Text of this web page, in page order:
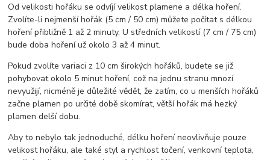
Od velikosti hořáku se odvíjí velikost plamene a délka hoření.
Zvolíte-li nejmenší hořák (5 cm / 50 cm) můžete počítat s délkou
hoření přibližně 1 až 2 minuty. U středních velikostí (7 cm / 75 cm)
bude doba hoření už okolo 3 až 4 minut.
Pokud zvolíte variaci z 10 cm širokých hořáků, budete se již
pohybovat okolo 5 minut hoření, což na jednu stranu mnozí
nevyužijí, nicméně je důležité vědět, že zatím, co u menších hořáků
začne plamen po určité době skomírat, větší hořák má hezký
plamen delší dobu.
Aby to nebylo tak jednoduché, délku hoření neovlivňuje pouze
velikost hořáku, ale také styl a rychlost točení, venkovní teplota,